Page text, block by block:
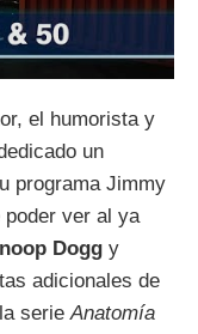
el humorista y
un
programa Jimmy
poder ver al ya
Dogg y
adicionales de
la serieAnatomía